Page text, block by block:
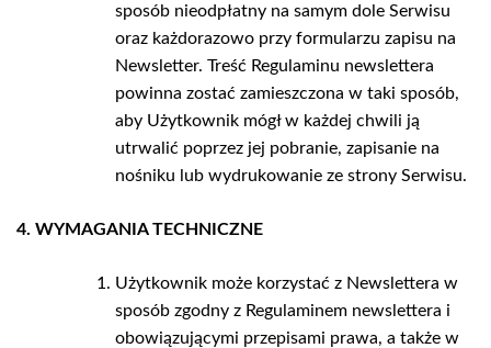
sposób nieodpłatny na samym dole Serwisu
oraz każdorazowo przy formularzu zapisu na
Newsletter. Treść Regulaminu newslettera
powinna zostać zamieszczona w taki sposób,
aby Użytkownik mógł w każdej chwili ją
utrwalić poprzez jej pobranie, zapisanie na
nośniku lub wydrukowanie ze strony Serwisu.
4. WYMAGANIA TECHNICZNE
Użytkownik może korzystać z Newslettera w
sposób zgodny z Regulaminem newslettera i
obowiązującymi przepisami prawa, a także w